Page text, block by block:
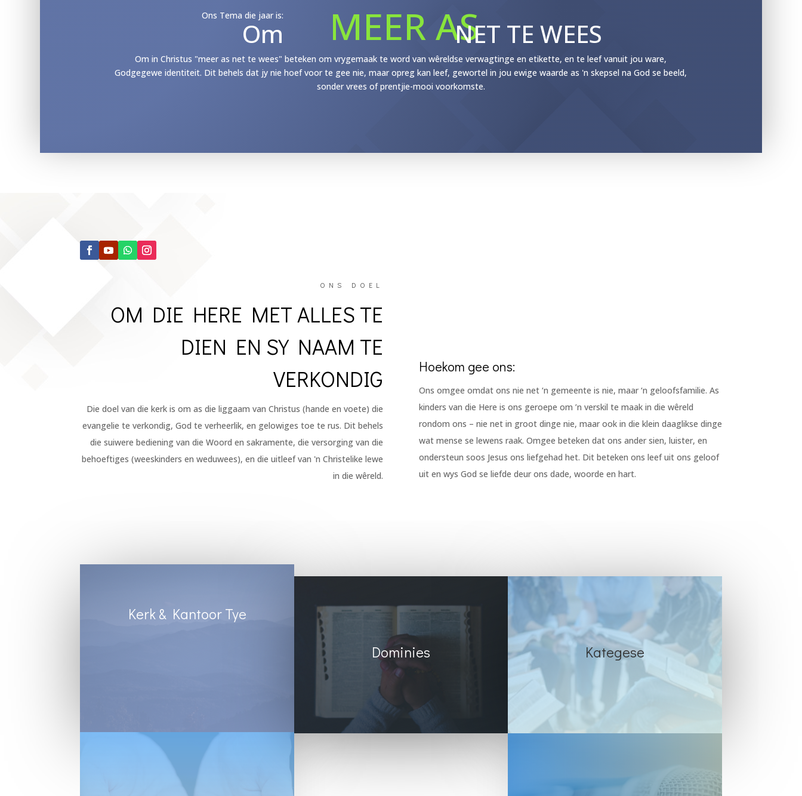
Ons Tema die jaar is:
Om MEER ASNET TE WEES
Om in Christus "meer as net te wees" beteken om vrygemaak te word van wêreldse verwagtinge en etikette, en te leef vanuit jou ware,
Godgegewe identiteit. Dit behels dat jy nie hoef voor te gee nie, maar opreg kan leef, gewortel in jou ewige waarde as 'n skepsel na God se beeld,
sonder vrees of prentjie-mooi voorkomste.
ONS DOEL
OM DIE HERE MET ALLES TE
DIEN EN SY NAAM TE
VERKONDIG
Die doel van die kerk is om as die liggaam van Christus (hande en voete) die
evangelie te verkondig, God te verheerlik, en gelowiges toe te rus. Dit behels
die suiwere bediening van die Woord en sakramente, die versorging van die
behoeftiges (weeskinders en weduwees), en die uitleef van 'n Christelike lewe
in die wêreld.
Hoekom gee ons:
Ons omgee omdat ons nie net ‘n gemeente is nie, maar ‘n geloofsfamilie. As
kinders van die Here is ons geroepe om ’n verskil te maak in die wêreld
rondom ons – nie net in groot dinge nie, maar ook in die klein daaglikse dinge
wat mense se lewens raak. Omgee beteken dat ons ander sien, luister, en
ondersteun soos Jesus ons liefgehad het. Dit beteken ons leef uit ons geloof
uit en wys God se liefde deur ons dade, woorde en hart.
Kerk & Kantoor Tye
Dominies Kategese